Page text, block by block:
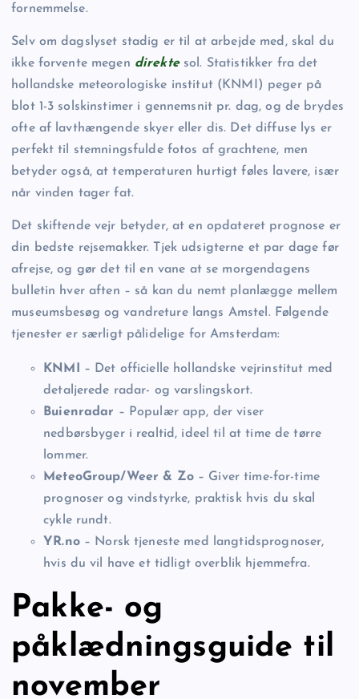
fornemmelse.
Selv om dagslyset stadig er til at arbejde med, skal du
ikke forvente megen direktesol. Statistikker fra det
hollandske meteorologiske institut (KNMI) peger på
blot 1-3 solskinstimer i gennemsnit pr. dag, og de brydes
ofte af lavthængende skyer eller dis. Det diffuse lys er
perfekt til stemningsfulde fotos af grachtene, men
betyder også, at temperaturen hurtigt føles lavere, især
når vinden tager fat.
Det skiftende vejr betyder, at en opdateret prognose er
din bedste rejsemakker. Tjek udsigterne et par dage før
afrejse, og gør det til en vane at se morgendagens
bulletin hver aften – så kan du nemt planlægge mellem
museumsbesøg og vandreture langs Amstel. Følgende
tjenester er særligt pålidelige for Amsterdam:
KNMI – Det officielle hollandske vejrinstitut med
detaljerede radar- og varslingskort.
Buienradar – Populær app, der viser
nedbørsbyger i realtid, ideel til at time de tørre
lommer.
MeteoGroup/Weer & Zo– Giver time-for-time
prognoser og vindstyrke, praktisk hvis du skal
cykle rundt.
YR.no– Norsk tjeneste med langtidsprognoser,
hvis du vil have et tidligt overblik hjemmefra.
Pakke- og
påklædningsguide til
november